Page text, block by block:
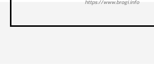
https://www.brogi.info